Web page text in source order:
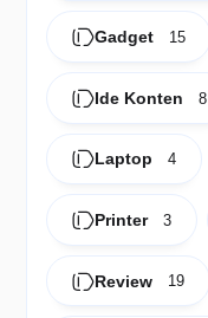
Gadget 15
Ide Konten 8
Laptop 4
Printer 3
Review 19